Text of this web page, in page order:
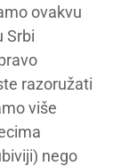
ovakvu
Srbi
razoružati
više
nego